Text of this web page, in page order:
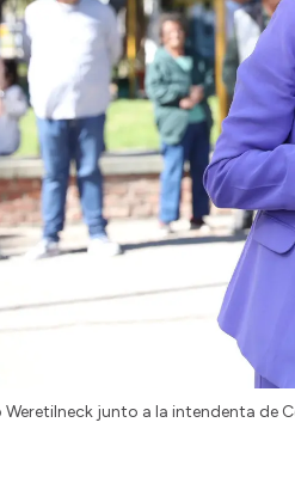
junto a la intendenta de